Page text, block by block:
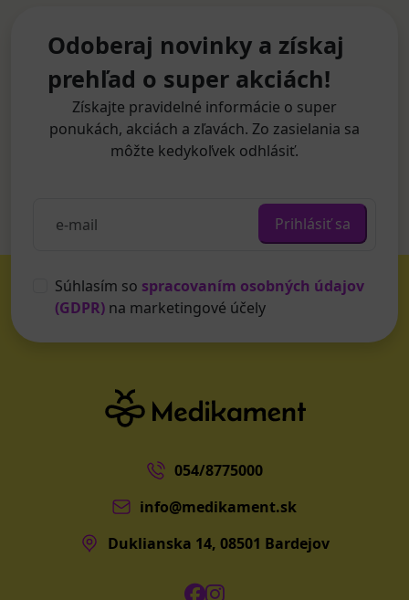
Odoberaj novinky a získaj
prehľad o super akciách!
Získajte pravidelné informácie o super
ponukách, akciách a zľavách. Zo zasielania sa
môžte kedykoľvek odhlásiť.
Prihlásiť sa
Súhlasím so spracovaním osobných údajov
(GDPR) na marketingové účely
054/8775000
info@medikament.sk
Duklianska 14, 08501 Bardejov